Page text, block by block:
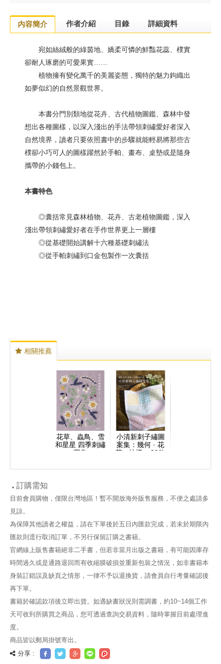
內容簡介 作者介紹 目錄 詳細資料
宛如絲絨般的綠茵地、嬌柔可憐的鮮豔花蕊、樸實
卻耐人琢磨的可愛果實……
植物擁有變化萬千的美麗姿態，獨特的魅力鉤織出
如夢似幻的自然景觀世界。
本書分門別類地從花卉、古代植物圖鑑、森林中發
想出各種圖樣，以深入淺出的手法帶領刺繡愛好者深入
自然境界，讀者只要依照書中的步驟就能輕易將那些古
樸卻小巧可人的圖樣躍然於手帕、畫布、桌墊或是隨身
攜帶的小錢包上。
本書特色
◎囊括常見森林植物、花卉、古老植物圖鑑，深入
淺出帶領刺繡愛好者在手作世界更上一層樓
◎從基礎開始講解十六種基礎刺繡法
◎從手帕刺繡到口金包製作一次囊括
相關推薦
花草、蟲鳥、雪
和星星 四季刺繡
圖集
小清新刺子繡圖
案集：幾何 · 花
草 · 紋樣 × 30款
訂購需知
目前會員購物，僅限台灣地區！暫不開放海外販售服務，不便之處請多
見諒。
為保障其他讀者之權益，請在下單後於五日內匯款完成，若未於期限內
匯款則逕行取消訂單，不另行保留訂購之書籍。
官網線上販售書籍絕非二手書，但若非當月出版之書籍，有可能因庫存
時間過久或是通路退回而有收縮膜破損並重新包裝之情況，如非書籍本
身裝訂錯誤及缺頁之情形，一律不予以退換貨，請會員自行考量確認後
再下單。
書籍於確認款項後立即出貨。如遇缺書狀況則需調書，約10~14個工作
天可收到所購買之商品，您可透過查詢交易資料，隨時掌握目前處理進
度。
商品皆以郵局掛號寄出。
分享 :